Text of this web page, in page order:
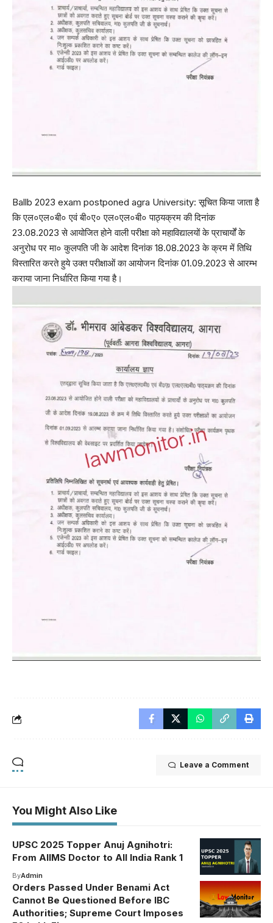
Ballb 2023 exam postponed agra University: सूचित किया जाता है
कि एल०एल०बी० एवं बी०ए० एल०एल०बी० पाठ्यक्रम की दिनांक
23.08.2023 से आयोजित होने वाली परीक्षा को महाविद्यालयों के प्राचार्यों के
अनुरोध पर मा० कुलपति जी के आदेश दिनांक 18.08.2023 के क्रम में तिथि
विस्तारित करते हुये उक्त परीक्षाओं का आयोजन दिनांक 01.09.2023 से आरम्भ
कराया जाना निर्धारित किया गया है।
Leave a Comment
You Might Also Like
UPSC 2025 Topper Anuj Agnihotri:
From AIIMS Doctor to All India Rank 1
ByAdmin
Orders Passed Under Benami Act
Cannot Be Questioned Before IBC
Authorities; Supreme Court Imposes